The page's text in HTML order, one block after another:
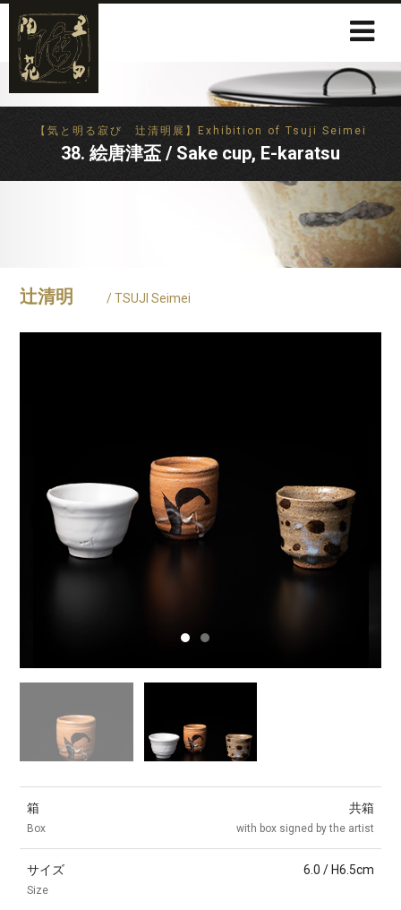
【気と明る寂び 辻清明展】Exhibition of Tsuji Seimei
38. 絵唐津盃 / Sake cup, E-karatsu
辻清明 / TSUJI Seimei
箱
Box
共箱
with box signed by the artist
サイズ
Size
6.0 / H6.5cm